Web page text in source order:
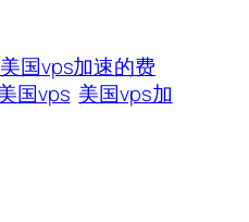
国vps加速的费
国vps 美国vps加